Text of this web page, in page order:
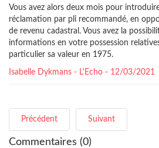
Vous avez alors deux mois pour
réclamation par pli recommandé, en
de revenu cadastral. Vous avez la
informations en votre possession
particulier sa valeur en 1975.
Isabelle Dykmans - L'Echo - 12/03/2021
Précédent Suivant
Commentaires (0)